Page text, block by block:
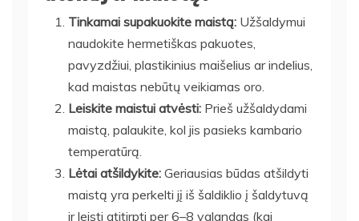
Tinkamai supakuokite maistą: Užšaldymui
naudokite hermetiškas pakuotes,
pavyzdžiui, plastikinius maišelius ar indelius,
kad maistas nebūtų veikiamas oro.
Leiskite maistui atvėsti: Prieš užšaldydami
maistą, palaukite, kol jis pasieks kambario
temperatūrą.
Lėtai atšildykite: Geriausias būdas atšildyti
maistą yra perkelti jį iš šaldiklio į šaldytuvą
ir leisti atitirpti per 6–8 valandas (kai